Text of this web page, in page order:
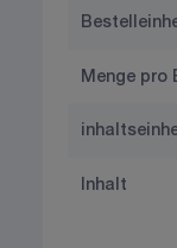
Menge pro
Inhalt